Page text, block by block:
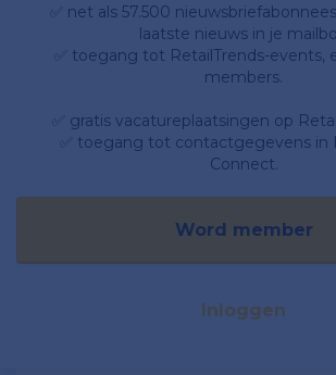
✅ net als 57.500
laatste nieuws in je
✅ toegang tot RetailTrends-events,
members.
✅ gratis vacatureplaatsingen op
✅ toegang tot contactgegevens in
Connect.
Word member
Inloggen